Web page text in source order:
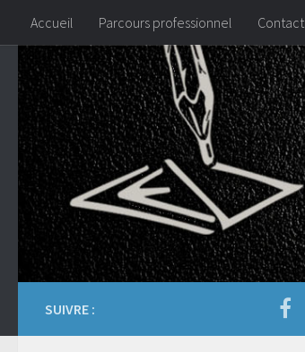
Accueil Parcours professionnel Contact
SUIVRE :